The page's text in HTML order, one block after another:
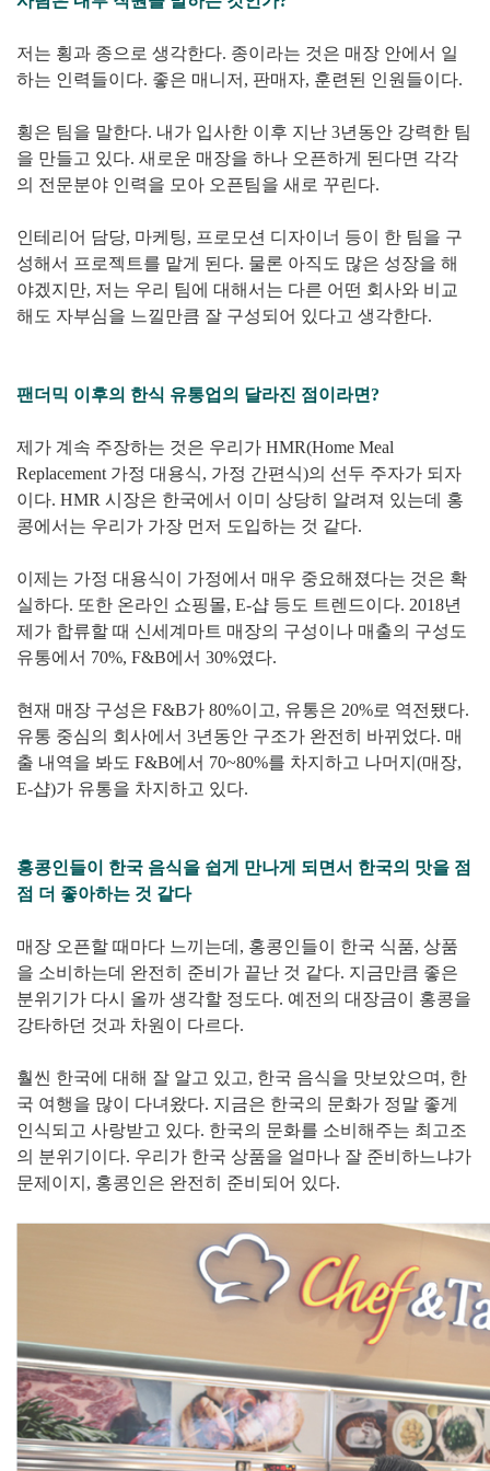
저는 횡과 종으로 생각한다. 종이라는 것은 매장 안에서 일
하는 인력들이다. 좋은 매니저, 판매자, 훈련된 인원들이다.
횡은 팀을 말한다. 내가 입사한 이후 지난 3년동안 강력한 팀
을 만들고 있다. 새로운 매장을 하나 오픈하게 된다면 각각
의 전문분야 인력을 모아 오픈팀을 새로 꾸린다.
인테리어 담당, 마케팅, 프로모션 디자이너 등이 한 팀을 구
성해서 프로젝트를 맡게 된다. 물론 아직도 많은 성장을 해
야겠지만, 저는 우리 팀에 대해서는 다른 어떤 회사와 비교
해도 자부심을 느낄만큼 잘 구성되어 있다고 생각한다.
팬더믹 이후의 한식 유통업의 달라진 점이라면?
제가 계속 주장하는 것은 우리가 HMR(Home Meal
Replacement 가정 대용식, 가정 간편식)의 선두 주자가 되자
이다. HMR 시장은 한국에서 이미 상당히 알려져 있는데 홍
콩에서는 우리가 가장 먼저 도입하는 것 같다.
이제는 가정 대용식이 가정에서 매우 중요해졌다는 것은 확
실하다. 또한 온라인 쇼핑몰, E-샵 등도 트렌드이다. 2018년
제가 합류할 때 신세계마트 매장의 구성이나 매출의 구성도
유통에서 70%, F&B에서 30%였다.
현재 매장 구성은 F&B가 80%이고, 유통은 20%로 역전됐다.
유통 중심의 회사에서 3년동안 구조가 완전히 바뀌었다. 매
출 내역을 봐도 F&B에서 70~80%를 차지하고 나머지(매장,
E-샵)가 유통을 차지하고 있다.
홍콩인들이 한국 음식을 쉽게 만나게 되면서 한국의 맛을 점
점 더 좋아하는 것 같다
매장 오픈할 때마다 느끼는데, 홍콩인들이 한국 식품, 상품
을 소비하는데 완전히 준비가 끝난 것 같다. 지금만큼 좋은
분위기가 다시 올까 생각할 정도다. 예전의 대장금이 홍콩을
강타하던 것과 차원이 다르다.
훨씬 한국에 대해 잘 알고 있고, 한국 음식을 맛보았으며, 한
국 여행을 많이 다녀왔다. 지금은 한국의 문화가 정말 좋게
인식되고 사랑받고 있다. 한국의 문화를 소비해주는 최고조
의 분위기이다. 우리가 한국 상품을 얼마나 잘 준비하느냐가
문제이지, 홍콩인은 완전히 준비되어 있다.